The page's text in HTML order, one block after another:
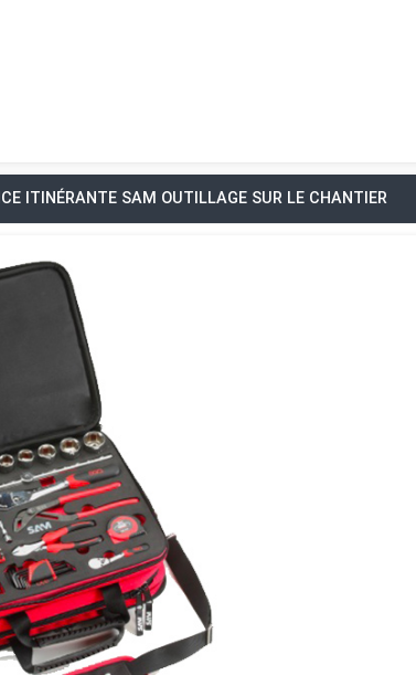
ITINÉRANTE SAM OUTILLAGE SUR LE CHANTIER